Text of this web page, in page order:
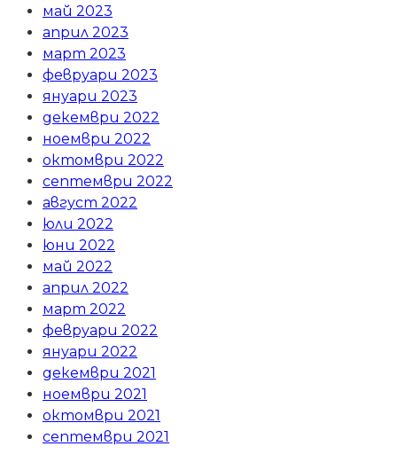
май 2023
април 2023
март 2023
февруари 2023
януари 2023
декември 2022
ноември 2022
октомври 2022
септември 2022
август 2022
юли 2022
юни 2022
май 2022
април 2022
март 2022
февруари 2022
януари 2022
декември 2021
ноември 2021
октомври 2021
септември 2021